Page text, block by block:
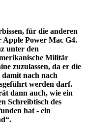
für die anderen
Apple Power Mac G4.
unter den
Militär
zuzulassen, da er die
nach nach
werden darf.
dann auch, wie ein
Schreibtisch des
hat - ein